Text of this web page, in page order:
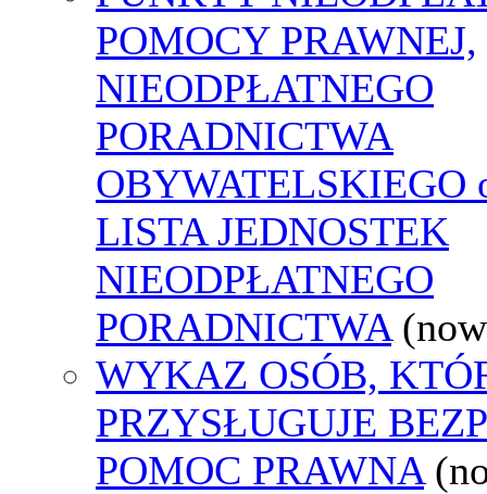
POMOCY PRAWNEJ,
NIEODPŁATNEGO
PORADNICTWA
OBYWATELSKIEGO
LISTA JEDNOSTEK
NIEODPŁATNEGO
PORADNICTWA
WYKAZ OSÓB,
PRZYSŁUGUJE
POMOC PRAWNA